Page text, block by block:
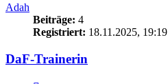
Adah
Beiträge: 4
Registriert: 18.11.2025, 19:19
DaF-Trainerin